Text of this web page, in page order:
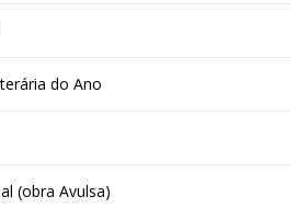
do Ano
(obra Avulsa)